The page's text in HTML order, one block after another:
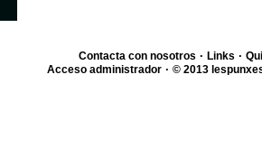
Contacta con nosotros · Links ·
Acceso administrador· © 2013